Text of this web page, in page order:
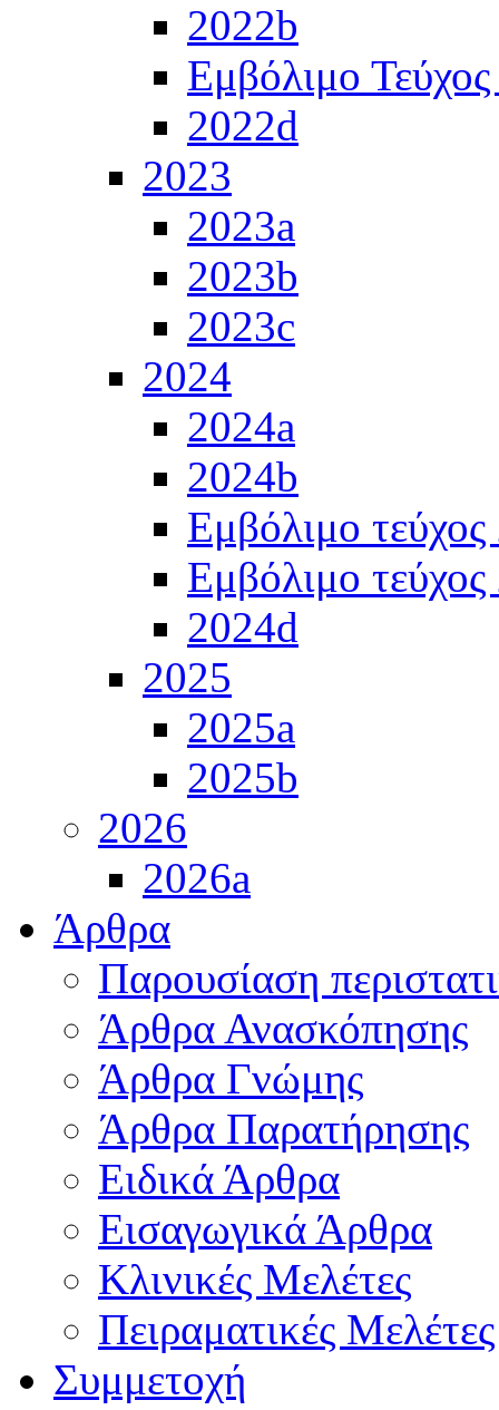
2022b
Εμβόλιμο
2022d
2023
2023a
2023b
2023c
2024
2024a
2024b
Εμβόλιμο
Εμβόλιμο
2024d
2025
2025a
2025b
2026
2026a
Άρθρα
Παρουσίαση
Άρθρα Ανασκόπησης
Άρθρα Γνώμης
Άρθρα Παρατήρησης
Ειδικά Άρθρα
Εισαγωγικά Άρθρα
Κλινικές Μελέτες
Πειραματικές Μελέτες
Συμμετοχή